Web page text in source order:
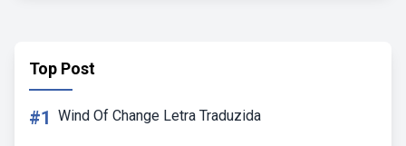
Top Post
#1 Wind Of Change Letra Traduzida